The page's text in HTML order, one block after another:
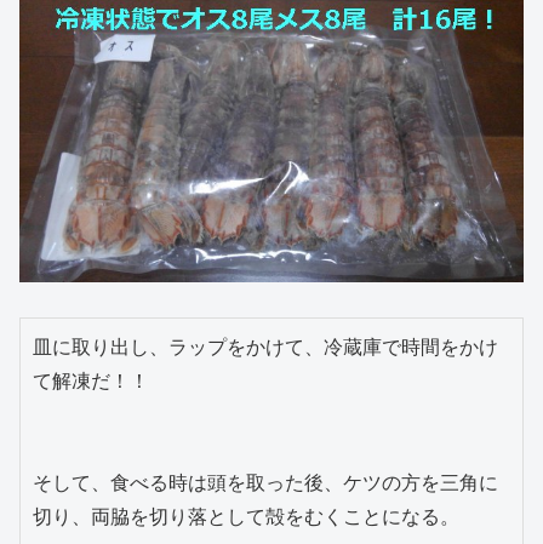
皿に取り出し、ラップをかけて、冷蔵庫で時間をかけ
て解凍だ！！
そして、食べる時は頭を取った後、ケツの方を三角に
切り、両脇を切り落として殻をむくことになる。